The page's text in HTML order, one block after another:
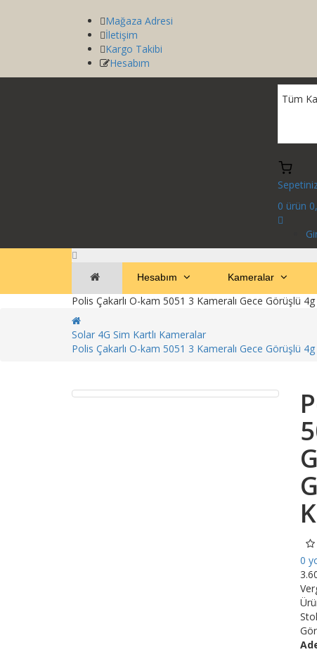
Mağaza Adresi
İletişim
Kargo Takibi
Hesabım
0 ürün
Hesabım Kameralar
Polis Çakarlı O-kam 5051 3 Kameralı Gece Görüşlü
Solar 4G Sim Kartlı Kameralar
Polis Çakarlı O-kam 5051 3 Kameralı Gece Görüşlü
0